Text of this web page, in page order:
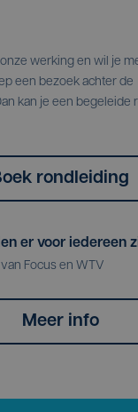
werking en wil je
een bezoek achter de
kan je een begeleide
rondleiding
er voor iedereen
Focus en WTV
Meer info